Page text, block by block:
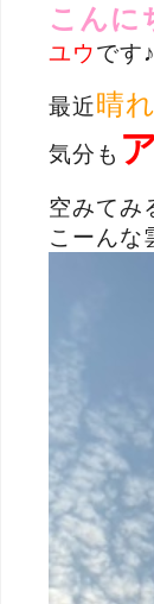
こんに
ユウです♪
最近晴れ
気分も
空みてみ
こーんな